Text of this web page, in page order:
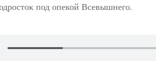
под опекой Всевышнего.